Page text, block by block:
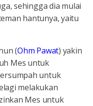
sehingga dia mulai
hantunya, yaitu
(Ohm Pawat) yakin
Mes untuk
untuk
melakukan
Mes untuk